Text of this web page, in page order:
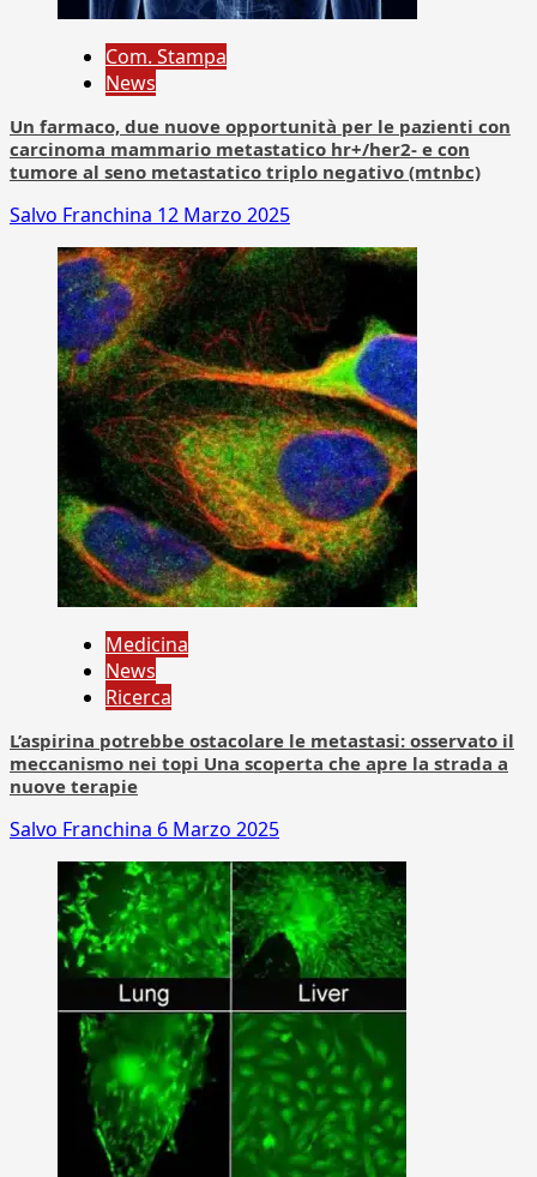
Com. Stampa
News
Un farmaco, due nuove opportunità per le pazienti con
carcinoma mammario metastatico hr+/her2- e con
tumore al seno metastatico triplo negativo (mtnbc)
Salvo Franchina 12 Marzo 2025
Medicina
News
Ricerca
L’aspirina potrebbe ostacolare le metastasi: osservato il
meccanismo nei topi Una scoperta che apre la strada a
nuove terapie
Salvo Franchina 6 Marzo 2025